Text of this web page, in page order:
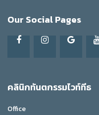
Our Social Pages
คลินิกทันตกรรมไวท์ทีธ
Office